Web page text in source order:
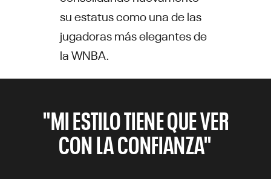
su estatus como una de las
jugadoras más elegantes de
la WNBA.
"MI ESTILO TIENE QUE VER
CON LA CONFIANZA"